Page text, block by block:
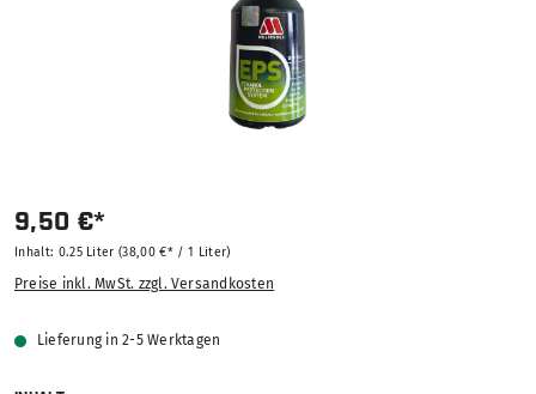
9,50 €*
Inhalt: 0.25 Liter(38,00 €* / 1 Liter)
Preise inkl. MwSt. zzgl. Versandkosten
Lieferung in 2-5 Werktagen